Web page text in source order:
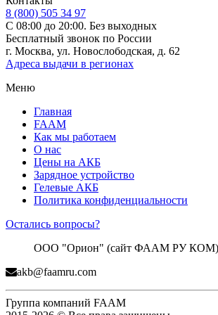
8 (800) 505 34 97
С 08:00 до 20:00. Без выходных
Бесплатный звонок по России
г. Москва, ул. Новослободская, д. 62
Адреса выдачи в регионах
Меню
Главная
FAAM
Как мы работаем
О нас
Цены на АКБ
Зарядное устройство
Гелевые АКБ
Политика конфиденциальности
Остались вопросы?
ООО "Орион" (сайт ФААМ РУ КОМ)
akb@faamru.com
Группа компаний FAAM